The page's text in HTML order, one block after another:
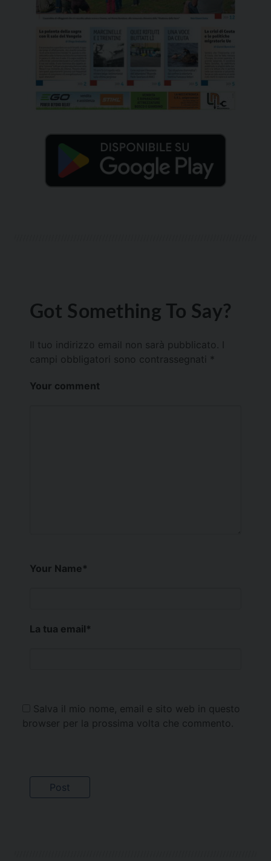
Got Something To Say?
Il tuo indirizzo email non sarà pubblicato.
campi obbligatori sono contrassegnati *
Your comment
Your Name*
La tua email*
Salva il mio nome, email e sito web in questo
browser per la prossima volta che commento.